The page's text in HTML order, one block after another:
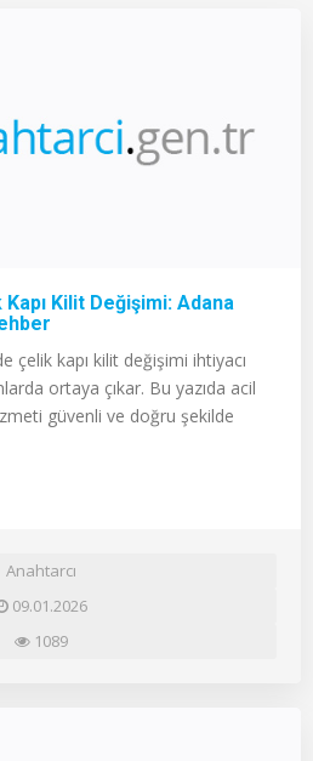
Kilit Değişimi: Adana
çelik kapı kilit değişimi ihtiyacı
ortaya çıkar. Bu yazıda acil
güvenli ve doğru şekilde
Anahtarcı
09.01.2026
1089